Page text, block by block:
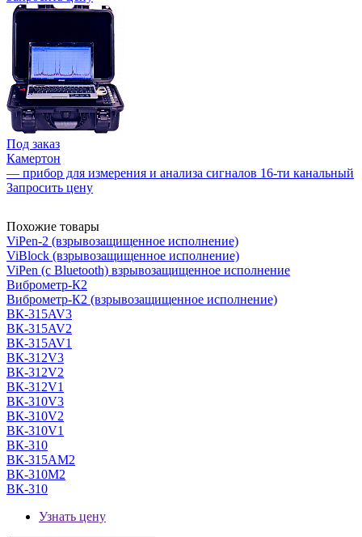
Под заказ
Камертон
— прибор для измерения и анализа сигналов 16-ти канальный
Запросить цену
Похожие товары
ViPen-2 (взрывозащищенное исполнение)
ViBlock (взрывозащищенное исполнение)
ViPen (с Bluetooth) взрывозащищенное исполнение
Виброметр-К2
Виброметр-К2 (взрывозащищенное исполнение)
ВК-315AV3
ВК-315AV2
ВК-315AV1
ВК-312V3
ВК-312V2
ВК-312V1
ВК-310V3
ВК-310V2
ВК-310V1
ВК-310
ВК-315AМ2
ВК-310М2
ВК-310
Узнать цену